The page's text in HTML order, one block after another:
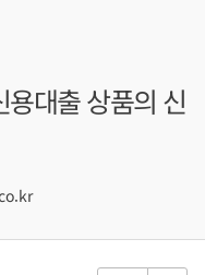
대출 상품의 신